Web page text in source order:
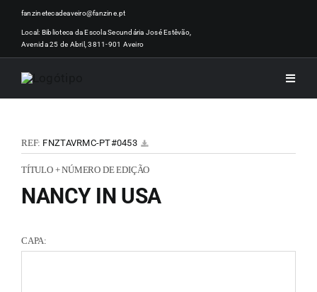
Skip
content
fanzinetecadeaveiro@fanzine.pt
Local: Biblioteca da Escola Secundária José Estêvão,
Avenida 25 de Abril, 3811-901 Aveiro
Toggle
REF: FNZTAVRMC-PT#0453
TÍTULO + NÚMERO DE EDIÇÃO
NANCY IN USA
CAPA: